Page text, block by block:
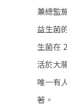
兼總監
益生菌
生菌在
活於大
唯一有
著。